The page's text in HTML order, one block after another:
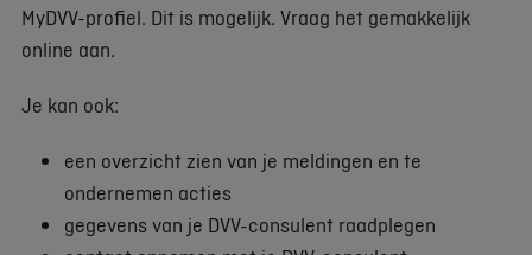
MyDVV-profiel. Dit is mogelijk. Vraag het gemakkelijk
online aan.
Je kan ook:
een overzicht zien van je meldingen en te
ondernemen acties
gegevens van je DVV-consulent raadplegen